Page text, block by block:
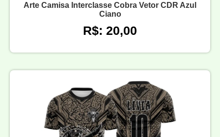
Arte Camisa Interclasse Cobra Vetor CDR Azul
Ciano
R$: 20,00